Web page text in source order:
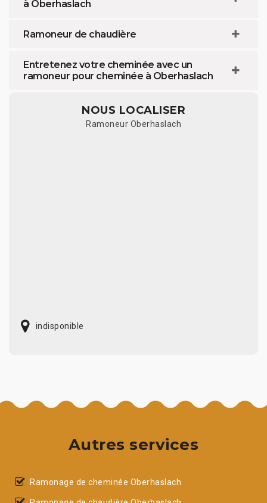
à Oberhaslach
Ramoneur de chaudière
Entretenez votre cheminée avec un
ramoneur pour cheminée à Oberhaslach
NOUS LOCALISER
Ramoneur Oberhaslach
indisponible
Autres services
Ramonage de cheminée Oberhaslach